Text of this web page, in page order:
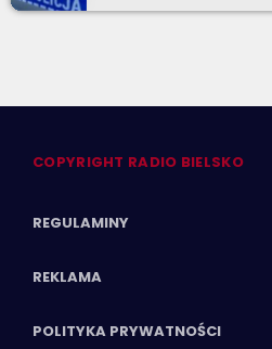
COPYRIGHT RADIO BIELSKO
REGULAMINY
REKLAMA
POLITYKA PRYWATNOŚCI